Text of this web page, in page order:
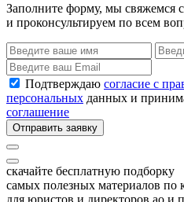
Заполните форму, мы свяжемся
и проконсультируем по всем
Подтверждаю согласие с
персональных данных и
соглашение
Отправить заявку
скачайте бесплатную подборку
самых полезных материалов по
для юристов и директоров ао и